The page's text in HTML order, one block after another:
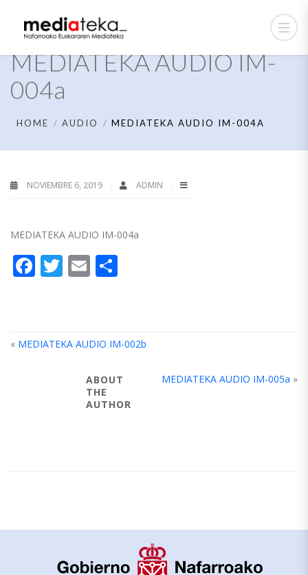
MEDIATEKA AUDIO IM-
004a
HOME AUDIO MEDIATEKA AUDIO IM-004A
NOVIEMBRE 6, 2019 ADMIN
MEDIATEKA AUDIO IM-004a
Facebook
Twitter
Email
« MEDIATEKA AUDIO IM-002b
MEDIATEKA AUDIO IM-005a »
ABOUT
THE
AUTHOR